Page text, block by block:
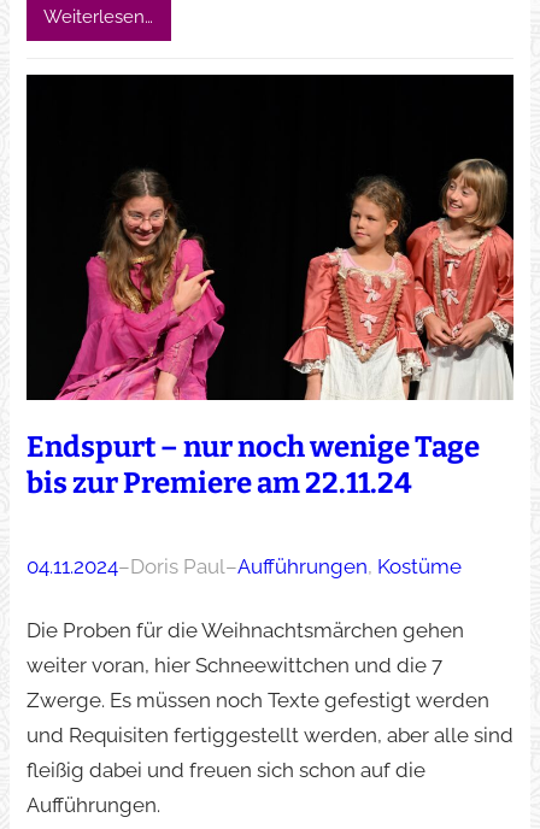
Weiterlesen…
Endspurt – nur noch wenige Tage
bis zur Premiere am 22.11.24
04.11.2024–Doris Paul–Aufführungen, Kostüme
Die Proben für die Weihnachtsmärchen gehen
weiter voran, hier Schneewittchen und die 7
Zwerge. Es müssen noch Texte gefestigt werden
und Requisiten fertiggestellt werden, aber alle sind
fleißig dabei und freuen sich schon auf die
Aufführungen.